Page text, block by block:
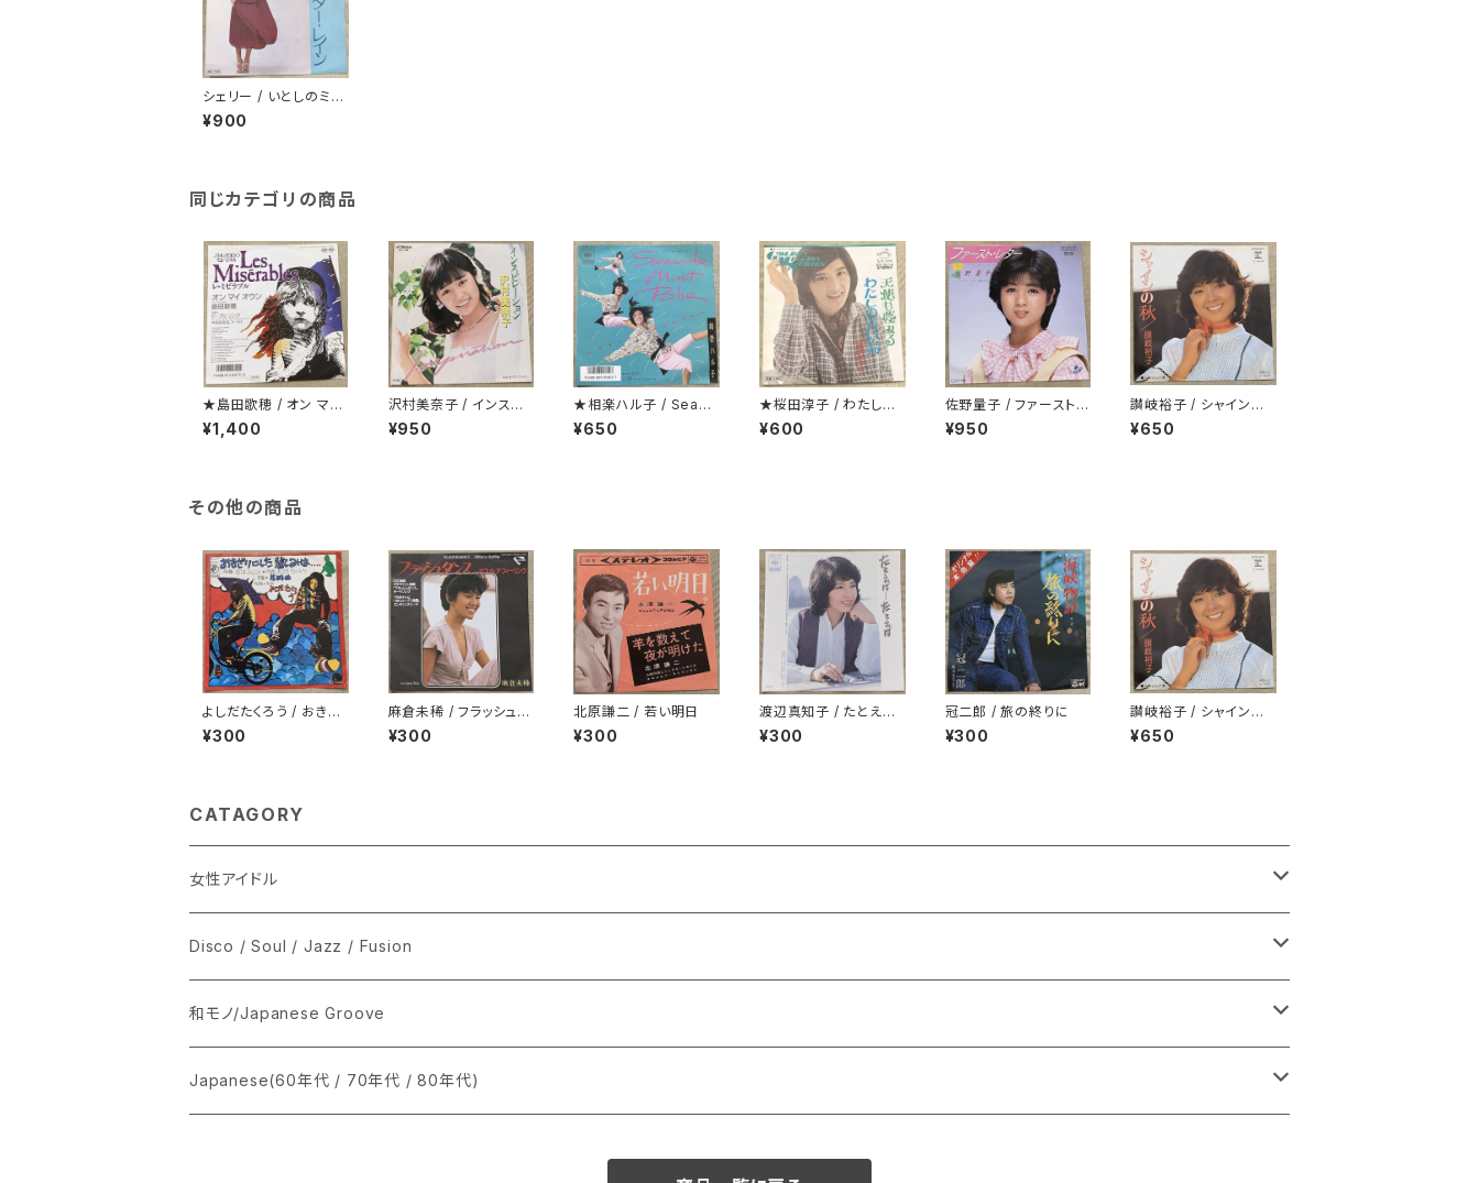
シェリー / いとしのミス
ター・レイン
¥900
同じカテゴリの商品
★島田歌穂 / オン マイ
オウン
¥1,400
沢村美奈子 / インスピ
レーション
¥950
★相楽ハル子 / Seasi
de Mint Blue
¥650
★桜田淳子 / わたしの
青い鳥 カップリング盤
¥600
佐野量子 / ファースト・
レター
¥950
讃岐裕子 / シャインの
秋
¥650
その他の商品
よしだたくろう / おきざ
りにした悲しみは
¥300
麻倉未稀 / フラッシュダ
ンス
¥300
北原謙二 / 若い明日
¥300
渡辺真知子 / たとえ
ば…たとえば
¥300
冠二郎 / 旅の終りに
¥300
讃岐裕子 / シャインの
秋
¥650
CATAGORY
女性アイドル
シングル盤
あ行
か行
LP
CD
Disco / Soul / Jazz / Fusion
シングル盤
A
12インチ・シングル
和モノ/Japanese Groove
シングル盤
Japanese(60年代 / 70年代 / 80年代)